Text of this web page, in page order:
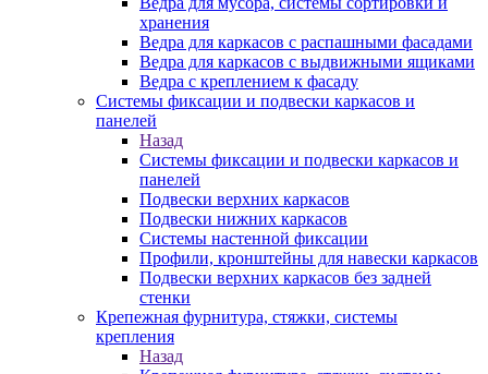
хранения
Ведра для каркасов с распашными фасадами
Ведра для каркасов с выдвижными ящиками
Ведра с креплением к фасаду
Системы фиксации и подвески каркасов и
панелей
Назад
Системы фиксации и подвески каркасов и
панелей
Подвески верхних каркасов
Подвески нижних каркасов
Системы настенной фиксации
Профили, кронштейны для навески каркасов
Подвески верхних каркасов без задней
стенки
Крепежная фурнитура, стяжки, системы
крепления
Назад